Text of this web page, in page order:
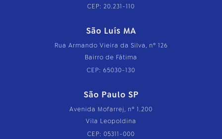
CEP: 20.231-110
São Luís MA
Rua Armando Vieira da Silva, nº 126
Bairro de Fátima
CEP: 65030-130
São Paulo SP
Avenida Mofarrej, nº 1.200
Vila Leopoldina
CEP: 05311-000